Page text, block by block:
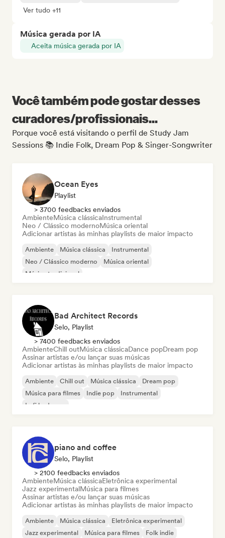
Ver tudo +11
Música gerada por IA
Aceita música gerada por IA
Você também pode gostar desses
curadores/profissionais...
Porque você está visitando o perfil de Study Jam
Sessions 📚 Indie Folk, Dream Pop & Singer-Songwriter
Ocean Eyes
Playlist
> 3700 feedbacks enviados
AmbienteMúsica clássicaInstrumental
Neo / Clássico modernoMúsica oriental
Adicionar artistas às minhas playlists de maior impacto
Ambiente Música clássica
Instrumental
Neo / Clássico moderno
Música oriental
Música tradicional
Bad Architect Records
Selo, Playlist
> 7400 feedbacks enviados
AmbienteChill outMúsica clássicaDance popDream pop
Assinar artistas e/ou lançar suas músicas
Adicionar artistas às minhas playlists de maior impacto
Ambiente Chill out Música clássica
Dream pop
Música para filmes
Indie pop
Instrumental
Lofi bedroom
piano and coffee
Selo, Playlist
> 2100 feedbacks enviados
AmbienteMúsica clássicaEletrônica experimental
Jazz experimentalMúsica para filmes
Assinar artistas e/ou lançar suas músicas
Adicionar artistas às minhas playlists de maior impacto
Ambiente Música clássica
Eletrônica experimental
Jazz experimental
Música para filmes
Folk indie